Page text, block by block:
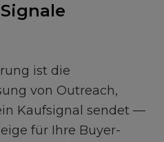
ist die
von Outreach,
Kaufsignal sendet —
für Ihre Buyer-